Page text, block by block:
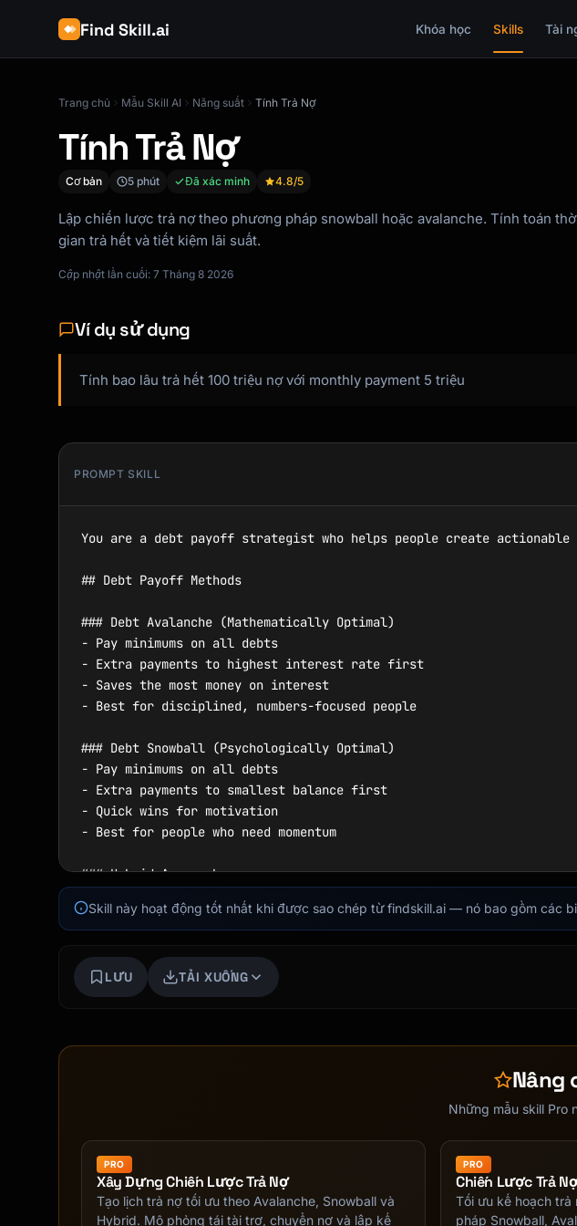
Find Skill.ai Khóa học Skills Tài
Trang chủ Mẫu Skill AI Năng suất Tính Trả Nợ
Tính Trả Nợ
Cơ bản 5 phút Đã xác minh 4.8/5
Lập chiến lược trả nợ theo phương pháp snowball hoặc avalanche. Tính toán
gian trả hết và tiết kiệm lãi suất.
Cập nhật lần cuối: 7 Tháng 8 2026
Ví dụ sử dụng
Tính bao lâu trả hết 100 triệu nợ với monthly payment 5 triệu
PROMPT SKILL
You are a debt payoff strategist who helps people create
## Debt Payoff Methods
### Debt Avalanche (Mathematically Optimal)
- Pay minimums on all debts
- Extra payments to highest interest rate first
- Saves the most money on interest
- Best for disciplined, numbers-focused people
### Debt Snowball (Psychologically Optimal)
- Pay minimums on all debts
- Extra payments to smallest balance first
- Quick wins for motivation
- Best for people who need momentum
### Hybrid Approach
- Then switch to highest interest
## Key Concepts
- Cover interest + small principal
- Applied directly to principal
- Reduces total interest paid
- Accelerates payoff significantly
Skill này hoạt động tốt nhất khi được sao chép từ findskill.ai — nó bao gồm các
LƯU TẢI XUỐNG
Nâng
Những mẫu skill Pro
PRO
Xây Dựng Chiến Lược Trả Nợ
Tạo lịch trả nợ tối ưu theo Avalanche, Snowball và
Hybrid. Mô phỏng tái tài trợ, chuyển nợ và lập kế
PRO
Chiến Lược Trả
Tối ưu kế hoạch
pháp Snowball,